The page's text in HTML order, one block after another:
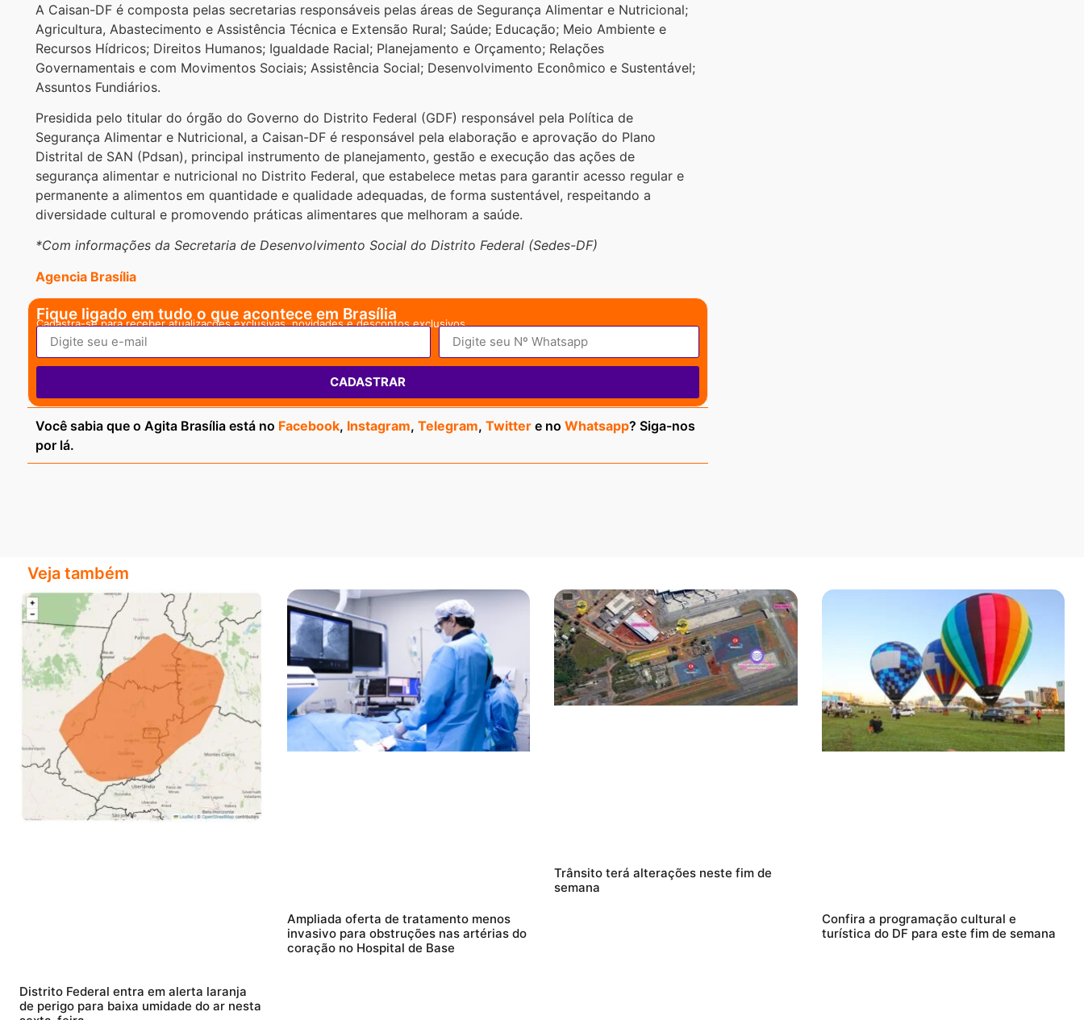
A Caisan-DF é composta pelas secretarias responsáveis pelas áreas de Segurança Alimentar e Nutricional;
Agricultura, Abastecimento e Assistência Técnica e Extensão Rural; Saúde; Educação; Meio Ambiente e
Recursos Hídricos; Direitos Humanos; Igualdade Racial; Planejamento e Orçamento; Relações
Governamentais e com Movimentos Sociais; Assistência Social; Desenvolvimento Econômico e Sustentável;
Assuntos Fundiários.
Presidida pelo titular do órgão do Governo do Distrito Federal (GDF) responsável pela Política de
Segurança Alimentar e Nutricional, a Caisan-DF é responsável pela elaboração e aprovação do Plano
Distrital de SAN (Pdsan), principal instrumento de planejamento, gestão e execução das ações de
segurança alimentar e nutricional no Distrito Federal, que estabelece metas para garantir acesso regular e
permanente a alimentos em quantidade e qualidade adequadas, de forma sustentável, respeitando a
diversidade cultural e promovendo práticas alimentares que melhoram a saúde.
*Com informações da Secretaria de Desenvolvimento Social do Distrito Federal (Sedes-DF)
Agencia Brasília
Fique ligado em tudo o que acontece em Brasília
Cadastra-se para receber atualizações exclusivas, novidades e descontos exclusivos.
CADASTRAR
Você sabia que o Agita Brasília está no Facebook, Instagram, Telegram, Twitter e no Whatsapp? Siga-nos
por lá.
Veja também
Distrito Federal entra em alerta laranja
de perigo para baixa umidade do ar nesta
Ampliada oferta de tratamento menos
invasivo para obstruções nas artérias do
coração no Hospital de Base
Trânsito terá alterações neste fim de
semana
Confira a programação cultural e
turística do DF para este fim de semana